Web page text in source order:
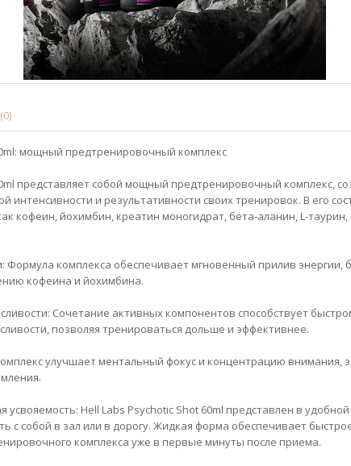
мощный предтренировочный комплекс
представляет собой мощный предтренировочный комплекс,
интенсивности и результативности своих тренировок. В его
кофеин, йохимбин, креатин моногидрат, бета-аланин, L-таурин,
Формула комплекса обеспечивает мгновенный прилив энергии,
кофеина и йохимбина.
Сочетание активных компонентов способствует
позволяя тренироваться дольше и эффективнее.
улучшает ментальный фокус и концентрацию внимания,
усвояемость: Hell Labs Psychotic Shot 60ml представлен в
с собой в зал или в дорогу. Жидкая форма обеспечивает
комплекса уже в первые минуты после приема.